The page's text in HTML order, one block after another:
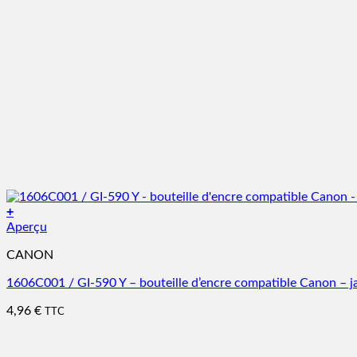
+
Aperçu
CANON
1606C001 / GI-590 Y – bouteille d’encre compatible Canon –
4,96 € TTC